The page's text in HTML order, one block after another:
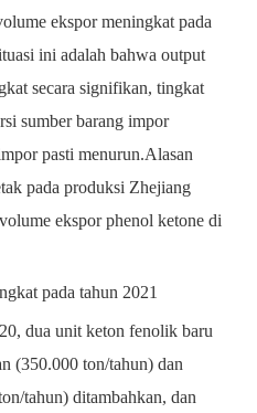
ekspor meningkat pada
ini adalah bahwa output
secara signifikan, tingkat
sumber barang impor
pasti menurun.Alasan
pada produksi Zhejiang
ekspor phenol ketone di
pada tahun 2021
dua unit keton fenolik baru
(350.000 ton/tahun) dan
tahun) ditambahkan, dan